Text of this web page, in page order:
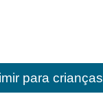
para crianças